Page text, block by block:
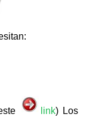
link) Los